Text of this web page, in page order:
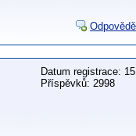
Datum registrace:
Příspěvků: 2998